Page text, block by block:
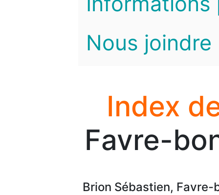
Nous joindre
Index
Favre-
Brion Sébastien,